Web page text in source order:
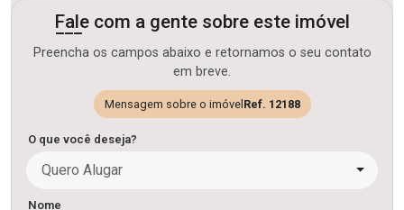
Fale com a gente sobre este imóvel
Preencha os campos abaixo e retornamos o seu contato
em breve.
Mensagem sobre o imóvel Ref. 12188
O que você deseja?
Quero Alugar
Nome